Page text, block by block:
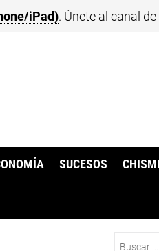
iPad). Únete al canal de
SUCESOS